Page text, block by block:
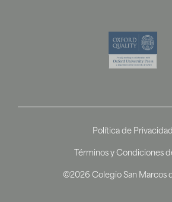
©2026 Colegio San Marcos
Política de Privacidad
Términos y Condiciones